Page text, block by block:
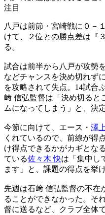
注目
八戸は前節・宮崎戦に０－
けて、２位との勝点差は『
る。
試合は前半から八戸が攻勢
などチャンスを決め切れず
を攻略されて失点。14試合
﨑 信弘監督は「決め切ると
ムになってしまう」と、決
今節に向けて、エース・ 澤
くれているので、前線が得
け得点できるかがカギとな
ている佐々木 快は「集中し
ます」と、課題の得点を挙
先週は石﨑 信弘監督の不在
ることができなかった。そ
督に送るなど、クラブ全体